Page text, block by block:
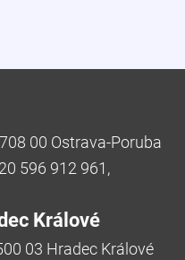
00 Ostrava-Poruba
596 912 961,
Králové
03 Hradec Králové